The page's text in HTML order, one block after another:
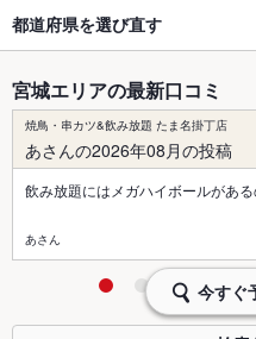
都道府県を選び直す
宮城エリアの最新口コミ
焼鳥・串カツ&飲み放題 たま名掛丁店
あさんの2026年08月の投稿
飲み放題にはメガハイボールがある
あさん
今すぐ